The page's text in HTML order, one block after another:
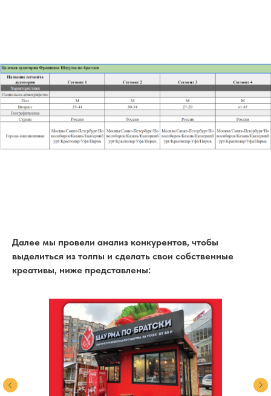
Далее мы провели анализ конкурентов, чтобы
выделиться из толпы и сделать свои собственные
креативы, ниже представлены: